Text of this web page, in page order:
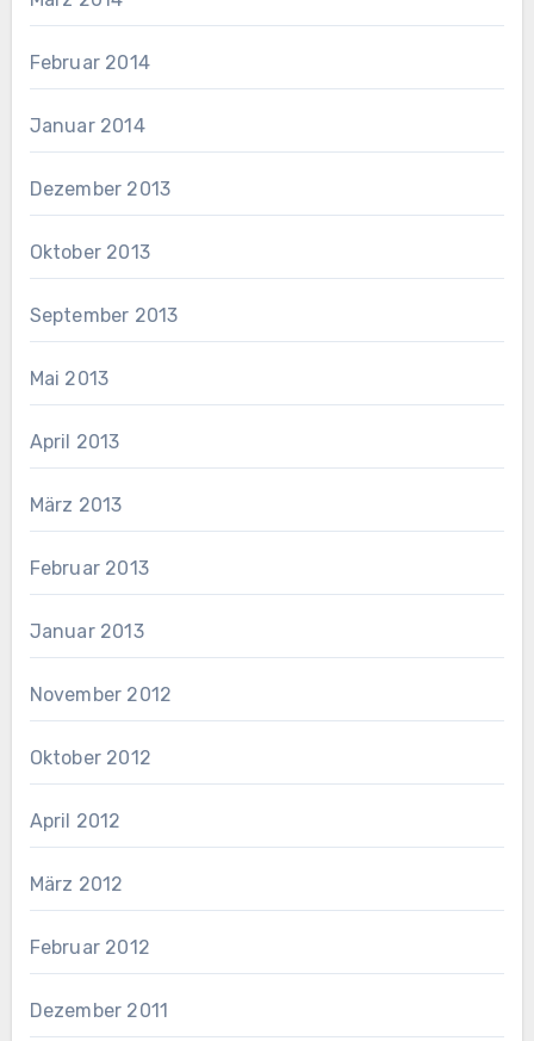
Februar 2014
Januar 2014
Dezember 2013
Oktober 2013
September 2013
Mai 2013
April 2013
März 2013
Februar 2013
Januar 2013
November 2012
Oktober 2012
April 2012
März 2012
Februar 2012
Dezember 2011